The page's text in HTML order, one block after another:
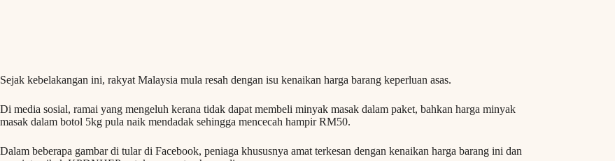
Sejak kebelakangan ini, rakyat Malaysia mula resah dengan isu kenaikan harga barang keperluan asas.
Di media sosial, ramai yang mengeluh kerana tidak dapat membeli minyak masak dalam paket, bahkan harga minyak
masak dalam botol 5kg pula naik mendadak sehingga mencecah hampir RM50.
Dalam beberapa gambar di tular di Facebook, peniaga khususnya amat terkesan dengan kenaikan harga barang ini dan